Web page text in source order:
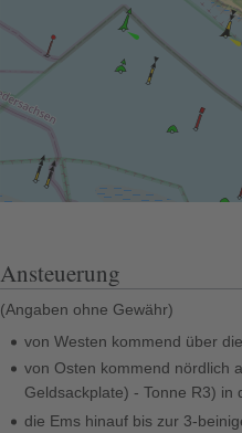
Ansteuerung
(Angaben ohne Gewähr)
von Westen kommend über
von Osten kommend nördlich
Geldsackplate) - Tonne R3) in
die Ems hinauf bis zur 3-